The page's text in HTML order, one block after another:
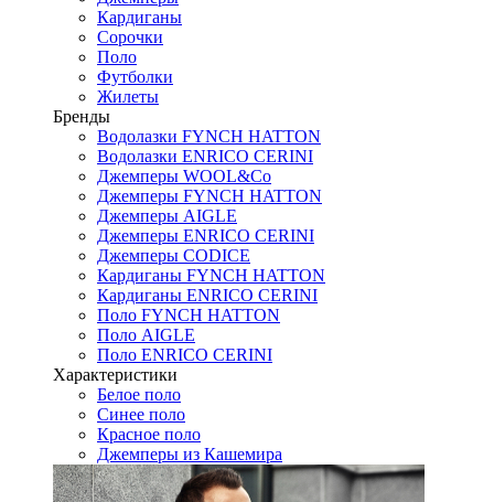
Кардиганы
Сорочки
Поло
Футболки
Жилеты
Бренды
Водолазки FYNCH HATTON
Водолазки ENRICO CERINI
Джемперы WOOL&Co
Джемперы FYNCH HATTON
Джемперы AIGLE
Джемперы ENRICO CERINI
Джемперы CODICE
Кардиганы FYNCH HATTON
Кардиганы ENRICO CERINI
Поло FYNCH HATTON
Поло AIGLE
Поло ENRICO CERINI
Характеристики
Белое поло
Синее поло
Красное поло
Джемперы из Кашемира